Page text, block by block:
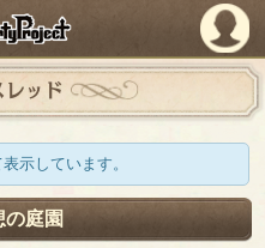
PandoraPartyProject
レッド
示しています。
の庭園